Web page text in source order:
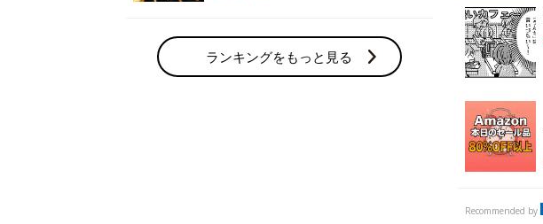
ランキングをもっと見る
Recommended by